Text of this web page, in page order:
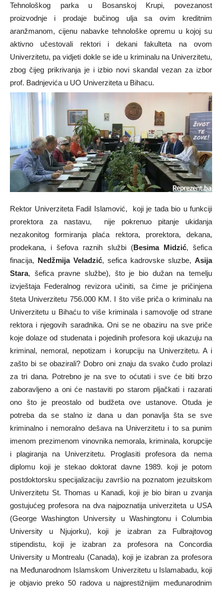
Tehnološkog parka u Bosanskoj Krupi, povezanost
proizvodnje i prodaje bučinog ulja sa ovim kreditnim
aranžmanom, cijenu nabavke tehnološke opremu u kojoj su
aktivno učestovali rektori i dekani fakulteta na ovom
Univerzitetu, pa vidjeti dokle se ide u kriminalu na Univerzitetu,
zbog čijeg prikrivanja je i izbio novi skandal vezan za izbor
prof. Badnjevića u UO Univerziteta u Bihacu.
Rektor Univerziteta Fadil Islamović, koji je tada bio u funkciji
prorektora za nastavu, nije pokrenuo pitanje ukidanja
nezakonitog formiranja plaća rektora, prorektora, dekana,
prodekana, i šefova raznih službi (Besima Midzić, šefica
finacija, Nedžmija Veladzić, sefica kadrovske sluzbe, Asija
Stara, šefica pravne službe), što je bio dužan na temelju
izvještaja Federalnog revizora učiniti, sa čime je pričinjena
šteta Univerzitetu 756.000 KM. I što više priča o kriminalu na
Univerzitetu u Bihaću to više kriminala i samovolje od strane
rektora i njegovih saradnika. Oni se ne obaziru na sve priče
koje dolaze od studenata i pojedinih profesora koji ukazuju na
kriminal, nemoral, nepotizam i korupciju na Univerzitetu. A i
zašto bi se obazirali? Dobro oni znaju da svako čudo prolazi
za tri dana. Potrebno je na sve to oćutati i sve će biti brzo
zaboravljeno a oni će nastaviti po starom pljačkati i razarati
ono što je preostalo od budžeta ove ustanove. Otuda je
potreba da se stalno iz dana u dan ponavlja šta se sve
kriminalno i nemoralno dešava na Univerzitetu i to sa punim
imenom prezimenom vinovnika nemorala, kriminala, korupcije
i plagiranja na Univerzitetu. Proglasiti profesora da nema
diplomu koji je stekao doktorat davne 1989. koji je potom
postdoktorsku specijalizaciju završio na poznatom jezuitskom
Univerzitetu St. Thomas u Kanadi, koji je bio biran u zvanja
gostujućeg profesora na dva najpoznatija univerziteta u USA
(George Washington University u Washingtonu i Columbia
University u Njujorku), koji je izabran za Fulbrajtovog
stipendistu, koji je izabran za profesora na Concordia
University u Montrealu (Canada), koji je izabran za profesora
na Međunarodnom Islamskom Univerzitetu u Islamabadu, koji
je objavio preko 50 radova u najprestižnijim međunarodnim